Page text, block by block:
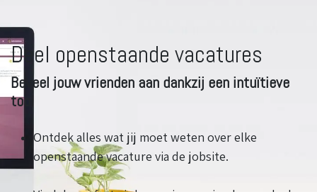
Deel openstaande vacatures
Beveel jouw vrienden aan dankzij een intuïtieve
tool
Ontdek alles wat jij moet weten over elke
openstaande vacature via de jobsite.